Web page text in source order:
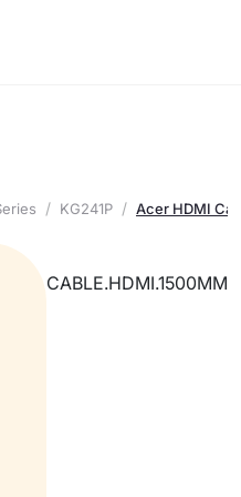
KG241P Acer HDMI
CABLE.HDMI.1500MM